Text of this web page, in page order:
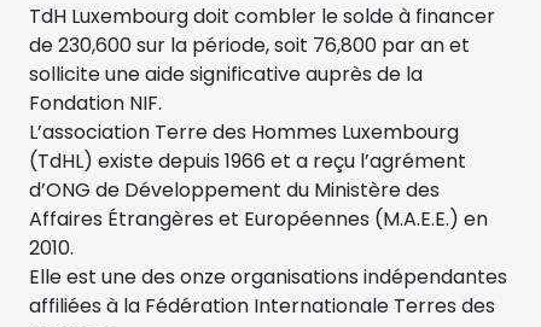
TdH Luxembourg doit combler le solde à financer
de 230,600 sur la période, soit 76,800 par an et
sollicite une aide significative auprès de la
Fondation NIF.
L’association Terre des Hommes Luxembourg
(TdHL) existe depuis 1966 et a reçu l’agrément
d’ONG de Développement du Ministère des
Affaires Étrangères et Européennes (M.A.E.E.) en
2010.
Elle est une des onze organisations indépendantes
affiliées à la Fédération Internationale Terres des